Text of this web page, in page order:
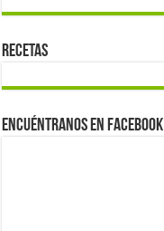
Recetas
Encuéntranos en Facebook